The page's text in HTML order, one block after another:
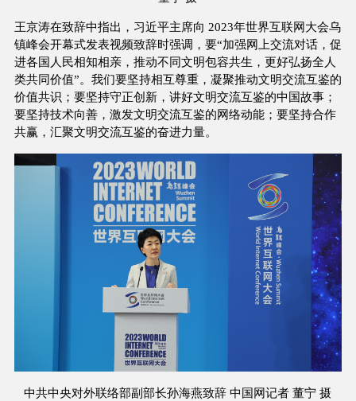
王京涛在致辞中指出，习近平主席向 2023年世界互联网大会乌
镇峰会开幕式发表视频致辞时强调，要“加强网上交流对话，促
进各国人民相知相亲，推动不同文明包容共生，更好弘扬全人
类共同价值”。我们要坚持相互尊重，凝聚推动文明交流互鉴的
价值共识；要坚持守正创新，讲好文明交流互鉴的中国故事；
要坚持技术向善，激发文明交流互鉴的网络动能；要坚持合作
共赢，汇聚文明交流互鉴的奋进力量。
中共中央对外联络部副部长孙海燕致辞 中国网记者 董宁 摄